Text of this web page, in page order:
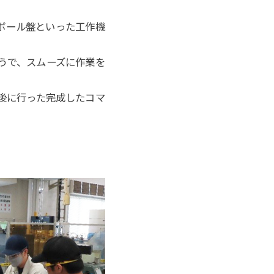
ル盤といった工作機
、スムーズに作業を
行った完成したコマ